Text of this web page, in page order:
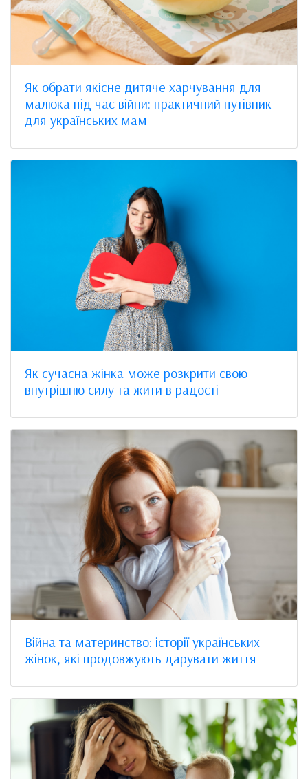
Як обрати якісне дитяче харчування для
малюка під час війни: практичний путівник
для українських мам
Як сучасна жінка може розкрити свою
внутрішню силу та жити в радості
Війна та материнство: історії українських
жінок, які продовжують дарувати життя